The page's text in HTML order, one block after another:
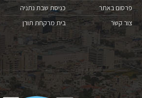
פרסום באתר
צור קשר
כניסת שבת נתניה
בית מרקחת תורן